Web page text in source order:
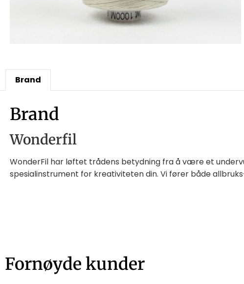
Brand
Brand
Wonderfil
WonderFil har løftet trådens betydning fra å være et
spesialinstrument for kreativiteten din. Vi fører både
Fornøyde kunder